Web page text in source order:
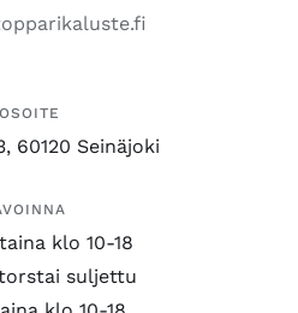
OSOITE
60120 Seinäjoki
klo 10-18
suljettu